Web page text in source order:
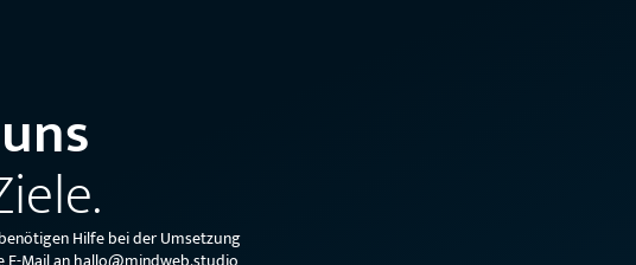
Hilfe bei der Umsetzung